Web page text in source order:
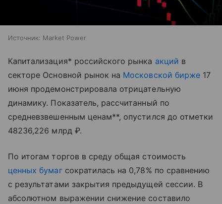
Источник: Market Power
Капитализация* российского рынка акций в
секторе Основной рынок на Московской бирже 17
июня продемонстрировала отрицательную
динамику. Показатель, рассчитанный по
средневзвешенным ценам**, опустился до отметки
48236,226 млрд ₽.
По итогам торгов в среду общая стоимость
ценных бумагсократилась на 0,78% по сравнению
с результатами закрытия предыдущей сессии. В
абсолютном выражении снижение составило